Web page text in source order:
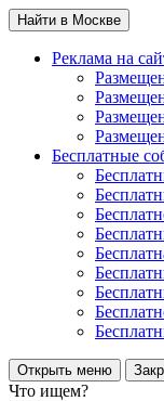
Найти в Москве
Реклама на
Бесплатные
Открыть меню
Что ищем?